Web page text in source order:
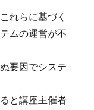
れらに基づく
ムの運営が不
要因でシステ
と講座主催者